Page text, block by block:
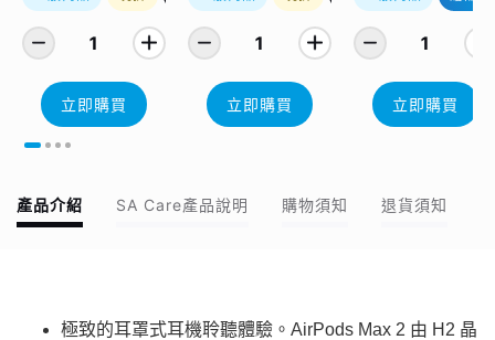
1
立即購買
1
立即購買
1
立即購買
產品介紹 SA Care產品說明 購物須知 退貨須知
極致的耳罩式耳機聆聽體驗。AirPods Max 2 由 H2 晶